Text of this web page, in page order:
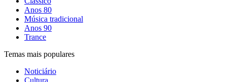
Anos 80
Música tradicional
Anos 90
Trance
Temas mais populares
Noticiário